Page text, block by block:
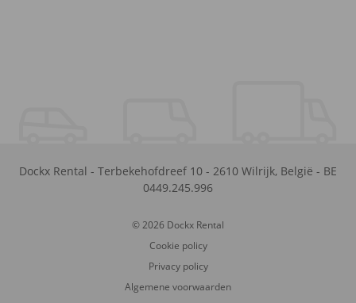
Dockx Rental - Terbekehofdreef 10 - 2610 Wilrijk, België - BE
0449.245.996
© 2026 Dockx Rental
Cookie policy
Privacy policy
Algemene voorwaarden